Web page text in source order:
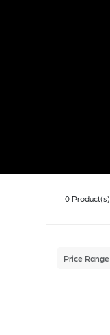
0 Product(s)
Price Range